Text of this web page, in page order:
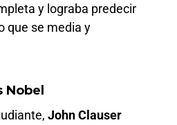
y lograba predecir
que se media y
Nobel
John Clauser